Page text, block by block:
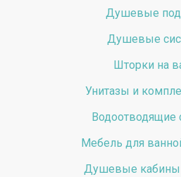
Душевые
Душевые
Шторки на
Унитазы и
Водоотводящие
Мебель для
Душевые